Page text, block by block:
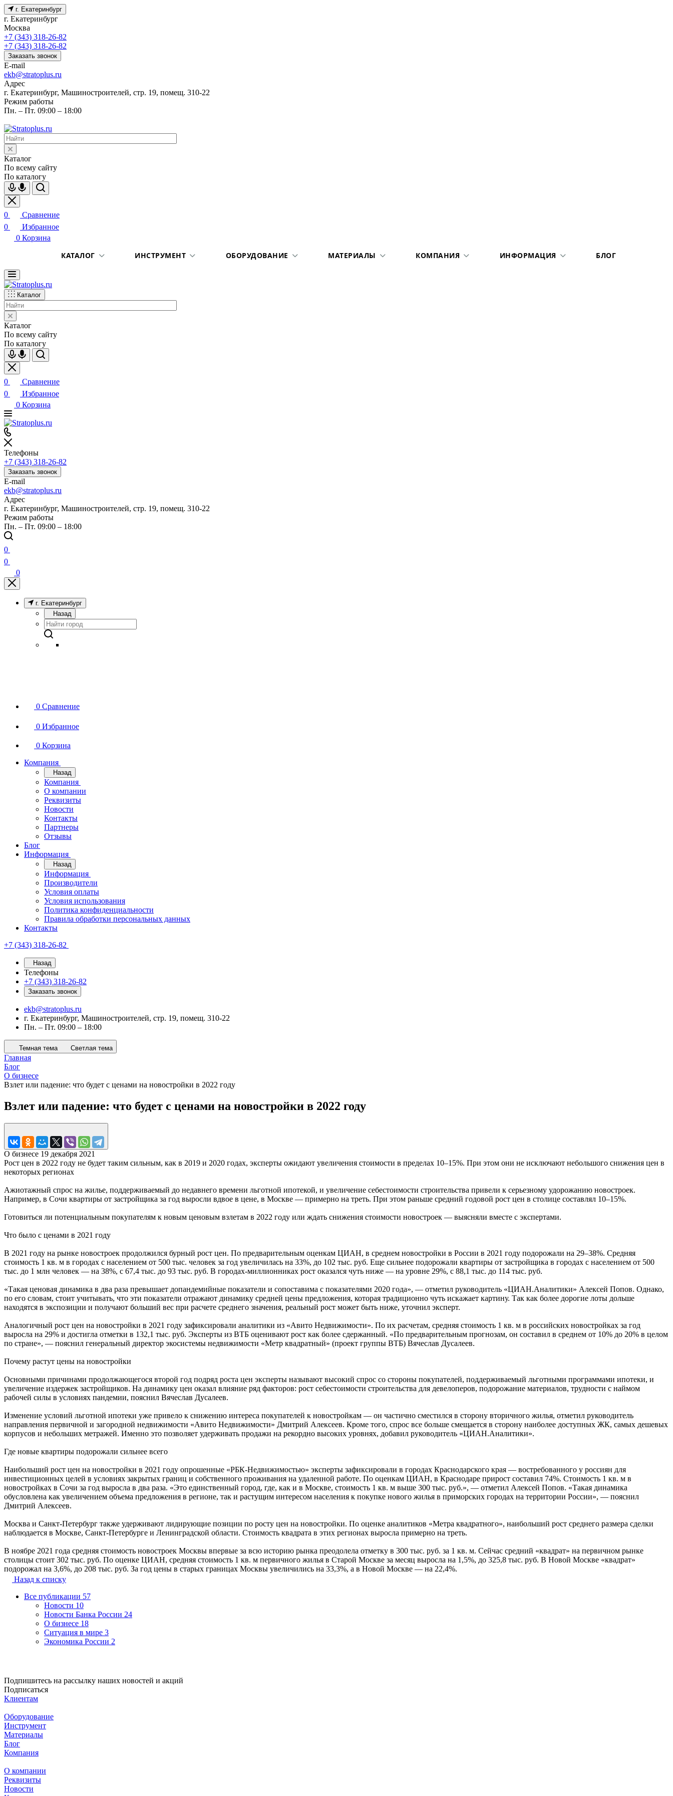
г. Екатеринбург
г. Екатеринбург
Москва
+7 (343) 318-26-82
+7 (343) 318-26-82
Заказать звонок
E-mail
ekb@stratoplus.ru
Адрес
г. Екатеринбург, Машиностроителей, стр. 19, помещ. 310-22
Режим работы
Пн. – Пт. 09:00 – 18:00
Каталог
По всему сайту
По каталогу
0
Сравнение
0
Избранное
0 Корзина
КАТАЛОГ ИНСТРУМЕНТ ОБОРУДОВАНИЕ МАТЕРИАЛЫ КОМПАНИЯ ИНФОРМАЦИЯ БЛОГ
Каталог
Каталог
По всему сайту
По каталогу
0
Сравнение
0
Избранное
0 Корзина
Телефоны
+7 (343) 318-26-82
Заказать звонок
E-mail
ekb@stratoplus.ru
Адрес
г. Екатеринбург, Машиностроителей, стр. 19, помещ. 310-22
Режим работы
Пн. – Пт. 09:00 – 18:00
0
0
0
г. Екатеринбург
Назад
0 Сравнение
0 Избранное
0 Корзина
Компания
Назад
Компания
О компании
Реквизиты
Новости
Контакты
Партнеры
Отзывы
Блог
Информация
Назад
Информация
Производители
Условия оплаты
Условия использования
Политика конфиденциальности
Правила обработки персональных данных
Контакты
+7 (343) 318-26-82
Назад
Телефоны
+7 (343) 318-26-82
Заказать звонок
ekb@stratoplus.ru
г. Екатеринбург, Машиностроителей, стр. 19, помещ. 310-22
Пн. – Пт. 09:00 – 18:00
Темная тема Светлая тема
Главная
Блог
О бизнесе
Взлет или падение: что будет с ценами на новостройки в 2022 году
Взлет или падение: что будет с ценами на новостройки в 2022 году
О бизнесе 19 декабря 2021
Рост цен в 2022 году не будет таким сильным, как в 2019 и 2020 годах, эксперты ожидают увеличения стоимости в пределах 10–15%. При этом они не исключают небольшого снижения цен в
некоторых регионах
Ажиотажный спрос на жилье, поддерживаемый до недавнего времени льготной ипотекой, и увеличение себестоимости строительства привели к серьезному удорожанию новостроек.
Например, в Сочи квартиры от застройщика за год выросли вдвое в цене, в Москве — примерно на треть. При этом раньше средний годовой рост цен в столице составлял 10–15%.
Готовиться ли потенциальным покупателям к новым ценовым взлетам в 2022 году или ждать снижения стоимости новостроек — выясняли вместе с экспертами.
Что было с ценами в 2021 году
В 2021 году на рынке новостроек продолжился бурный рост цен. По предварительным оценкам ЦИАН, в среднем новостройки в России в 2021 году подорожали на 29–38%. Средняя
стоимость 1 кв. м в городах с населением от 500 тыс. человек за год увеличилась на 33%, до 102 тыс. руб. Еще сильнее подорожали квартиры от застройщика в городах с населением от 500
тыс. до 1 млн человек — на 38%, с 67,4 тыс. до 93 тыс. руб. В городах-миллионниках рост оказался чуть ниже — на уровне 29%, с 88,1 тыс. до 114 тыс. руб.
«Такая ценовая динамика в два раза превышает допандемийные показатели и сопоставима с показателями 2020 года», — отметил руководитель «ЦИАН.Аналитики» Алексей Попов. Однако,
по его словам, стоит учитывать, что эти показатели отражают динамику средней цены предложения, которая традиционно чуть искажает картину. Так как более дорогие лоты дольше
находятся в экспозиции и получают больший вес при расчете среднего значения, реальный рост может быть ниже, уточнил эксперт.
Аналогичный рост цен на новостройки в 2021 году зафиксировали аналитики из «Авито Недвижимости». По их расчетам, средняя стоимость 1 кв. м в российских новостройках за год
выросла на 29% и достигла отметки в 132,1 тыс. руб. Эксперты из ВТБ оценивают рост как более сдержанный. «По предварительным прогнозам, он составил в среднем от 10% до 20% в целом
по стране», — пояснил генеральный директор экосистемы недвижимости «Метр квадратный» (проект группы ВТБ) Вячеслав Дусалеев.
Почему растут цены на новостройки
Основными причинами продолжающегося второй год подряд роста цен эксперты называют высокий спрос со стороны покупателей, поддерживаемый льготными программами ипотеки, и
увеличение издержек застройщиков. На динамику цен оказал влияние ряд факторов: рост себестоимости строительства для девелоперов, подорожание материалов, трудности с наймом
рабочей силы в условиях пандемии, пояснил Вячеслав Дусалеев.
Изменение условий льготной ипотеки уже привело к снижению интереса покупателей к новостройкам — он частично сместился в сторону вторичного жилья, отметил руководитель
направления первичной и загородной недвижимости «Авито Недвижимости» Дмитрий Алексеев. Кроме того, спрос все больше смещается в сторону наиболее доступных ЖК, самых дешевых
корпусов и небольших метражей. Именно это позволяет удерживать продажи на рекордно высоких уровнях, добавил руководитель «ЦИАН.Аналитики».
Где новые квартиры подорожали сильнее всего
Наибольший рост цен на новостройки в 2021 году опрошенные «РБК-Недвижимостью» эксперты зафиксировали в городах Краснодарского края — востребованного у россиян для
инвестиционных целей в условиях закрытых границ и собственного проживания на удаленной работе. По оценкам ЦИАН, в Краснодаре прирост составил 74%. Стоимость 1 кв. м в
новостройках в Сочи за год выросла в два раза. «Это единственный город, где, как и в Москве, стоимость 1 кв. м выше 300 тыс. руб.», — отметил Алексей Попов. «Такая динамика
обусловлена как увеличением объема предложения в регионе, так и растущим интересом населения к покупке нового жилья в приморских городах на территории России», — пояснил
Дмитрий Алексеев.
Москва и Санкт-Петербург также удерживают лидирующие позиции по росту цен на новостройки. По оценке аналитиков «Метра квадратного», наибольший рост среднего размера сделки
наблюдается в Москве, Санкт-Петербурге и Ленинградской области. Стоимость квадрата в этих регионах выросла примерно на треть.
В ноябре 2021 года средняя стоимость новостроек Москвы впервые за всю историю рынка преодолела отметку в 300 тыс. руб. за 1 кв. м. Сейчас средний «квадрат» на первичном рынке
столицы стоит 302 тыс. руб. По оценке ЦИАН, средняя стоимость 1 кв. м первичного жилья в Старой Москве за месяц выросла на 1,5%, до 325,8 тыс. руб. В Новой Москве «квадрат»
подорожал на 3,6%, до 208 тыс. руб. За год цены в старых границах Москвы увеличились на 33,3%, а в Новой Москве — на 22,4%.
Назад к списку
Все публикации 57
Новости 10
Новости Банка России 24
О бизнесе 18
Ситуация в мире 3
Экономика России 2
Подпишитесь на рассылку наших новостей и акций
Подписаться
Клиентам
Оборудование
Инструмент
Материалы
Блог
Компания
О компании
Реквизиты
Новости